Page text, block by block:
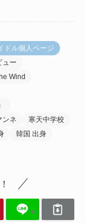
ドル個人ページ
ュー
Wind
ンネ
寒天中学校
韓国 出身